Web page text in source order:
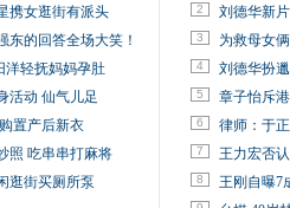
携女逛街有派头
东的回答全场大笑！
洋轻抚妈妈孕肚
活动 仙气儿足
置产后新衣
照 吃串串打麻将
逛街买厕所泵
2 刘德华新
3 为救母女
4 刘德华扮
5 章子怡斥
6 律师：于
7 王力宏否
8 王刚自曝7